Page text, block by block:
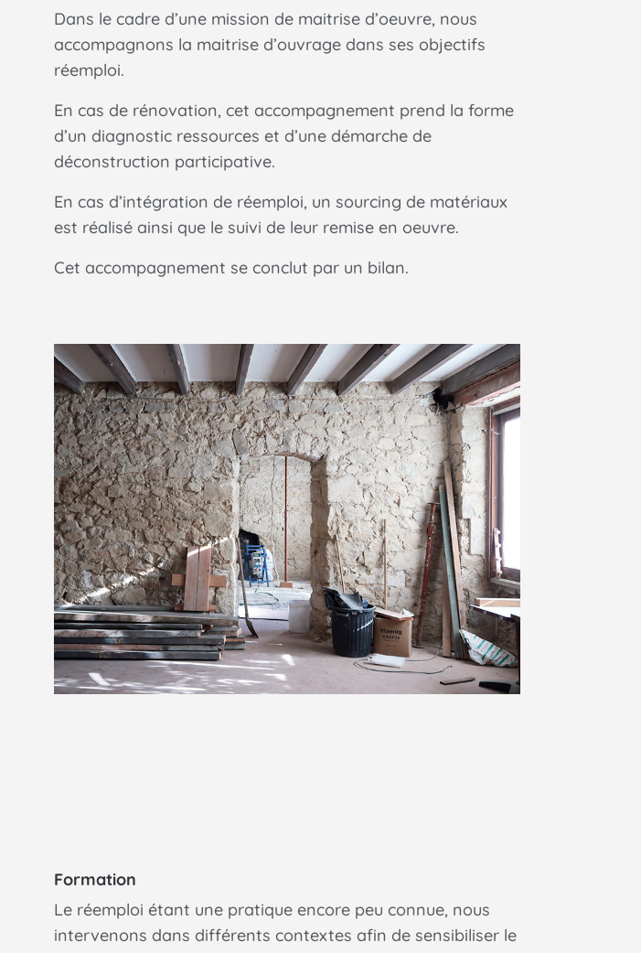
Dans le cadre d’une mission de maitrise d’oeuvre, nous
accompagnons la maitrise d’ouvrage dans ses objectifs
réemploi.
En cas de rénovation, cet accompagnement prend la forme
d’un diagnostic ressources et d’une démarche de
déconstruction participative.
En cas d’intégration de réemploi, un sourcing de matériaux
est réalisé ainsi que le suivi de leur remise en oeuvre.
Cet accompagnement se conclut par un bilan.
Formation
Le réemploi étant une pratique encore peu connue, nous
intervenons dans différents contextes afin de sensibiliser le